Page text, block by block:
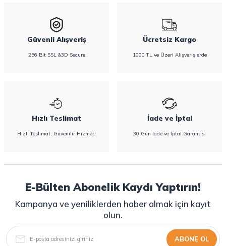
Güvenli Alışveriş
256 Bit SSL &3D Secure
Ücretsiz Kargo
1000 TL ve Üzeri Alışverişlerde
Hızlı Teslimat
Hızlı Teslimat, Güvenilir Hizmet!
İade ve İptal
30 Gün İade ve İptal Garantisi
E-Bülten Abonelik Kaydı Yaptırın!
Kampanya ve yeniliklerden haber almak için kayıt
olun.
ABONE OL